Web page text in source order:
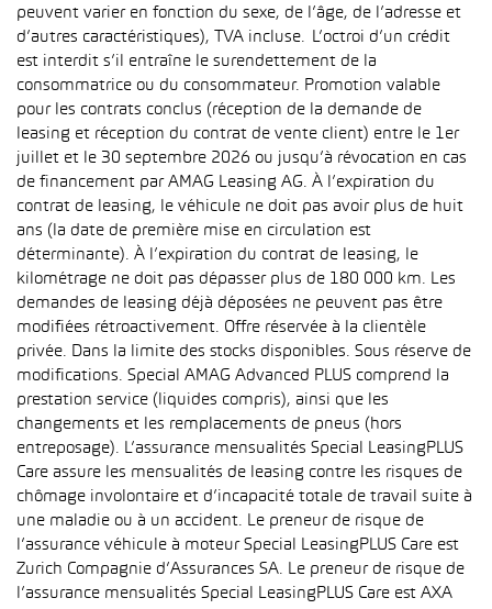
peuvent varier en fonction du sexe, de l’âge, de l’adresse et
d’autres caractéristiques), TVA incluse. L’octroi d’un crédit
est interdit s’il entraîne le surendettement de la
consommatrice ou du consommateur. Promotion valable
pour les contrats conclus (réception de la demande de
leasing et réception du contrat de vente client) entre le 1er
juillet et le 30 septembre 2026 ou jusqu’à révocation en cas
de financement par AMAG Leasing AG. À l’expiration du
contrat de leasing, le véhicule ne doit pas avoir plus de huit
ans (la date de première mise en circulation est
déterminante). À l’expiration du contrat de leasing, le
kilométrage ne doit pas dépasser plus de 180 000 km. Les
demandes de leasing déjà déposées ne peuvent pas être
modifiées rétroactivement. Offre réservée à la clientèle
privée. Dans la limite des stocks disponibles. Sous réserve de
modifications. Special AMAG Advanced PLUS comprend la
prestation service (liquides compris), ainsi que les
changements et les remplacements de pneus (hors
entreposage). L’assurance mensualités Special LeasingPLUS
Care assure les mensualités de leasing contre les risques de
chômage involontaire et d’incapacité totale de travail suite à
une maladie ou à un accident. Le preneur de risque de
l’assurance véhicule à moteur Special LeasingPLUS Care est
Zurich Compagnie d’Assurances SA. Le preneur de risque de
l’assurance mensualités Special LeasingPLUS Care est AXA